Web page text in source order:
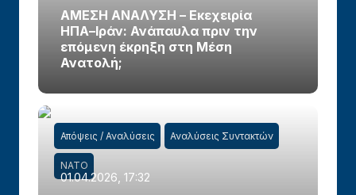
ΑΜΕΣΗ ΑΝΑΛΥΣΗ – Εκεχειρία
ΗΠΑ–Ιράν: Ανάπαυλα πριν την
επόμενη έκρηξη στη Μέση
Ανατολή;
Απόψεις / Αναλύσεις Αναλύσεις Συντακτών
ΝΑΤΟ
01.04.2026, 17:32